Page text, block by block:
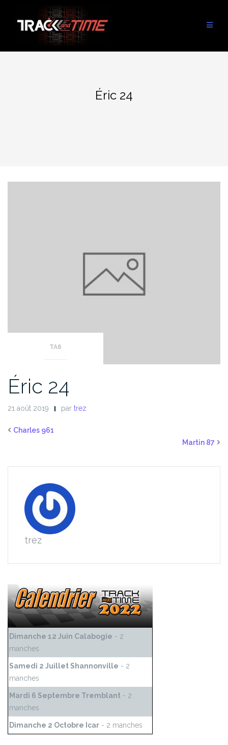
contenu
Éric 24
TA6
Éric 24
21 août 2019 par trez
Charles 961
Martin 87
trez
Dimanche 12 Juin Calabogie - 2
manches
Samedi 2 Juillet Shannonville - 2
manches
Mardi 6 Septembre Tremblant - 2
manches
Dimanche 2 Octobre Icar - 2 manches